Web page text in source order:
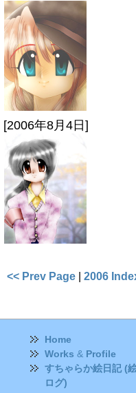
[2006年8月4日]
<< Prev Page | 2006
Home
Works & Profile
すちゃらか絵日記 (
ログ)